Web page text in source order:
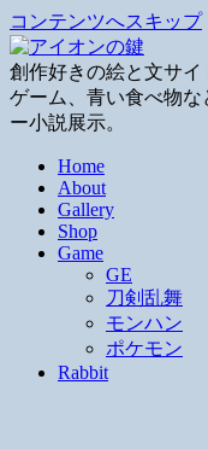
コンテンツへスキップ
創作好きの絵と文サイ
ゲーム、青い食べ物
ー小説展示。
Home
About
Gallery
Shop
Game
GE
刀剣乱舞
モンハン
ポケモン
Rabbit